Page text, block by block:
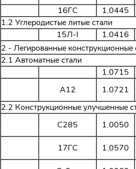
16ГС
1.0445
1.2 Углеродистые литые стали
15Л-I
1.0416
2 - Легированные
2.1 Автоматные стали
1.0715
A12
1.0721
2.2 Конструкционные улучшенные
C285
1.0050
17ГС
1.0570